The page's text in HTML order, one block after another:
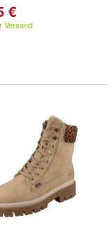
€
Versand